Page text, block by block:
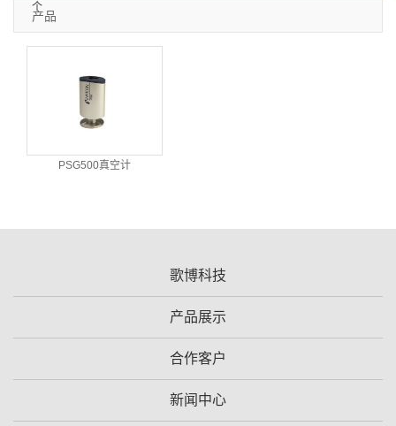
个
产品
PSG500真空计
歌博科技
产品展示
合作客户
新闻中心